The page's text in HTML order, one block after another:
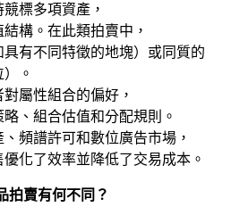
標多項資產，
構。在此類拍賣中，
有不同特徵的地塊）或同質的
。
屬性組合的偏好，
、組合估值和分配規則。
頻譜許可和數位廣告市場，
化了效率並降低了交易成本。
拍賣有何不同？